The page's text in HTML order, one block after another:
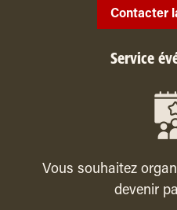
Contacter
Service
Vous souhaitez
devenir